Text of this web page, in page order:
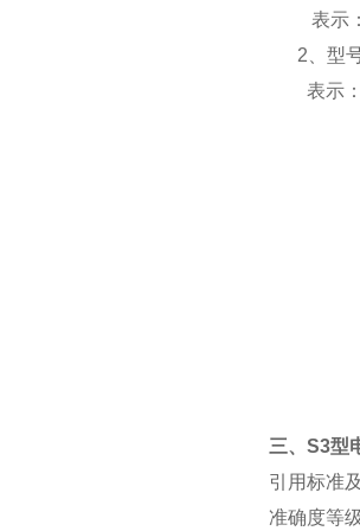
表示
2、型
表示
三、S3型
引用标准
准确度等